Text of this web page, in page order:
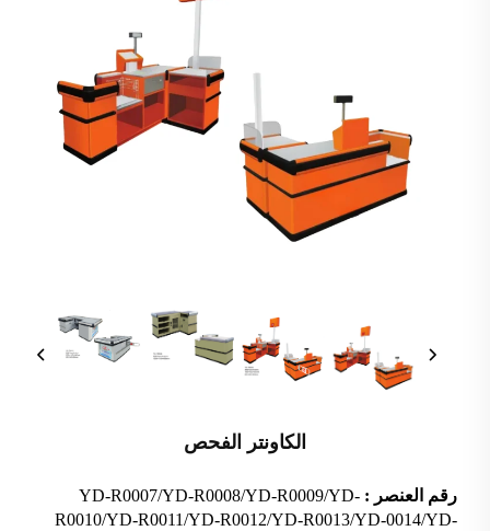
الكاونتر الفحص
رقم العنصر : YD-R0007/YD-R0008/YD-R0009/YD-
R0010/YD-R0011/YD-R0012/YD-R0013/YD-0014/YD-